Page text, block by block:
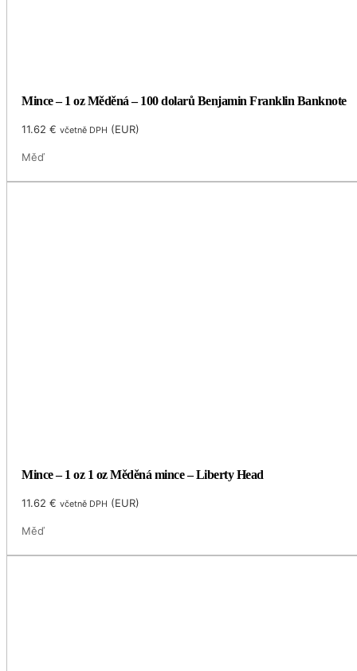
Mince – 1 oz Měděná – 100 dolarů Benjamin Franklin Banknote
11.62€ včetně DPH (EUR)
Měď
Mince – 1 oz 1 oz Měděná mince – Liberty Head
11.62€ včetně DPH (EUR)
Měď